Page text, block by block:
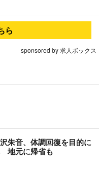
ら
sponsored by 求人ボックス
朱音、体調回復を目的に
地元に帰省も